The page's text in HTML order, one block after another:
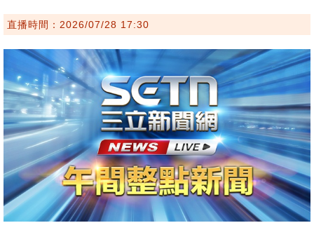
直播時間：2026/07/28 17:30